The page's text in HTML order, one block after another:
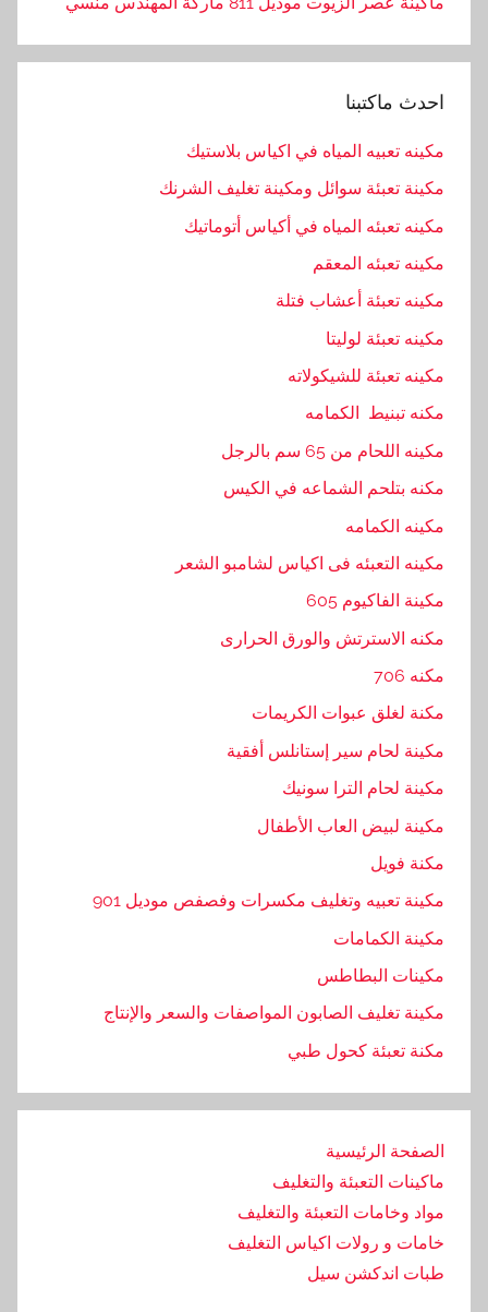
س
ه
ا
م
ا
ك
و
,
ر
ي
م
ي
ش
ر
,
ل
ن
ا
ت
م
س
ت
ل
احدث ماكتبنا
مكينه تعبيه المياه في اكياس بلاستيك
مكينة تعبئة سوائل ومكينة تغليف الشرنك
مكينه تعبئه المياه في أكياس أتوماتيك
مكينه تعبئه المعقم
مكينه تعبئة أعشاب فتلة
مكينه تعبئة لوليتا
مكينه تعبئة للشيكولاته
مكنه تبنيط الكمامه
مكينه اللحام من 65 سم بالرجل
مكنه بتلحم الشماعه في الكيس
مكينه الكمامه
مكينه التعبئه فى اكياس لشامبو الشعر
مكينة الفاكيوم 605
مكنه الاسترتش والورق الحرارى
مكنه 706
مكنة لغلق عبوات الكريمات
مكينة لحام سير إستانلس أفقية
مكينة لحام الترا سونيك
مكينة لبيض العاب الأطفال
مكنة فويل
مكينة تعبيه وتغليف مكسرات وفصفص موديل 901
مكينة الكمامات
مكينات البطاطس
مكينة تغليف الصابون المواصفات والسعر والإنتاج
مكنة تعبئة كحول طبي
الصفحة الرئيسية
ماكينات التعبئة والتغليف
مواد وخامات التعبئة والتغليف
خامات و رولات اكياس التغليف
طبات اندكشن سيل